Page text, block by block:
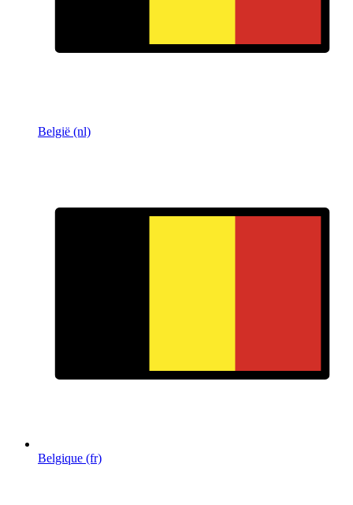
België (nl)
Belgique (fr)